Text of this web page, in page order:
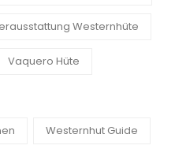
Westernhüte
Vaquero Hüte
Westernhut Guide